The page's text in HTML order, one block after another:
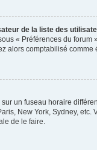
de la liste des
« Préférences du
alors comptabilisé comme
un fuseau horaire
New York, Sydney,
de le faire.